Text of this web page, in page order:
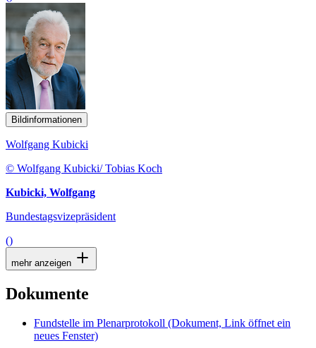
Bildinformationen
Wolfgang Kubicki
© Wolfgang Kubicki/ Tobias Koch
Kubicki, Wolfgang
Bundestagsvizepräsident
()
mehr anzeigen
Dokumente
Fundstelle im Plenarprotokoll (Dokument, Link öffnet ein
neues Fenster)